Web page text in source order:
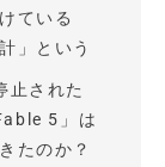
ている
」という
止された
5」は
たのか？